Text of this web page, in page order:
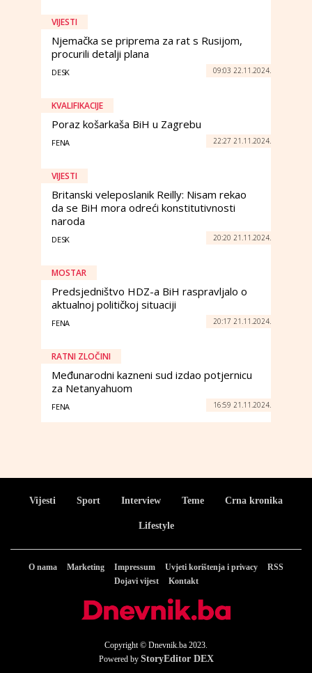
VIJESTI
Njemačka se priprema za rat s Rusijom,
procurili detalji plana
DESK 09:03 22.11.2024.
KVALIFIKACIJE
Poraz košarkaša BiH u Zagrebu
FENA 22:27 21.11.2024.
VIJESTI
Britanski veleposlanik Reilly: Nisam rekao
da se BiH mora odreći konstitutivnosti
naroda
DESK 20:20 21.11.2024.
MOSTAR
Predsjedništvo HDZ-a BiH raspravljalo o
aktualnoj političkoj situaciji
FENA 20:17 21.11.2024.
RATNI ZLOČINI
Međunarodni kazneni sud izdao potjernicu
za Netanyahuom
FENA 16:59 21.11.2024.
Vijesti Sport Interview Teme Crna kronika
Lifestyle
O nama Marketing Impressum Uvjeti korištenja i privacy
RSS
Dojavi vijest
Kontakt
Copyright © Dnevnik.ba 2023.
Powered by StoryEditor DEX